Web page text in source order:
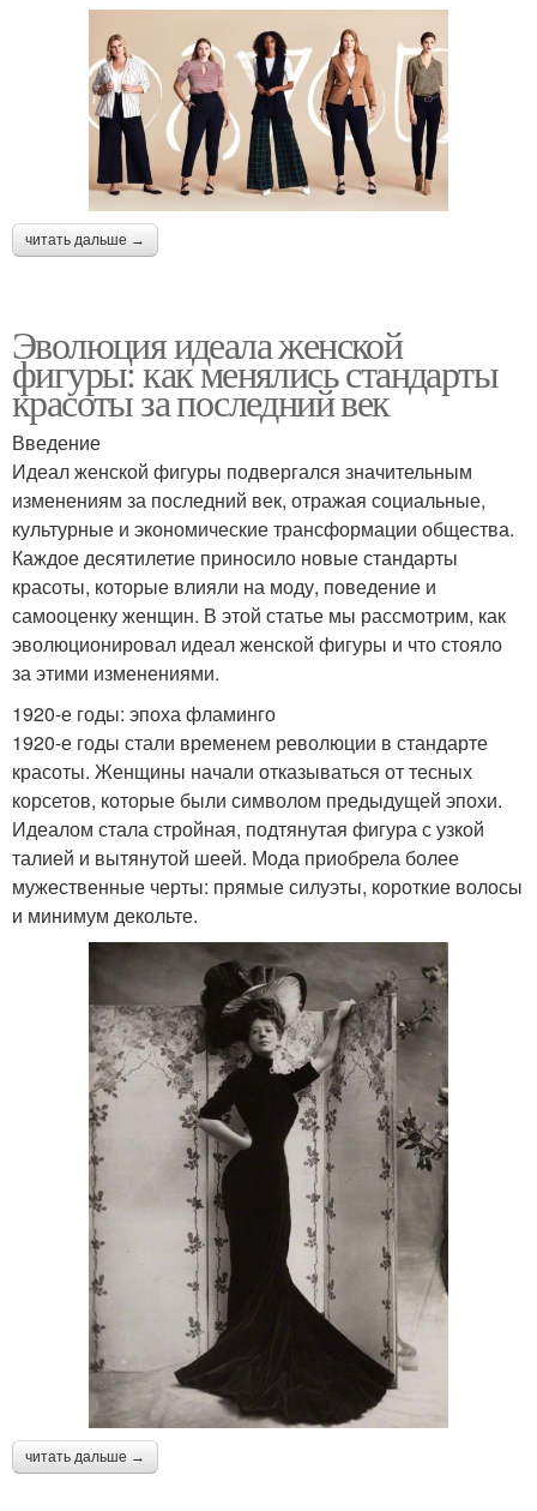
читать дальше →
Эволюция идеала женской
фигуры: как менялись стандарты
красоты за последний век
Введение
Идеал женской фигуры подвергался значительным
изменениям за последний век, отражая социальные,
культурные и экономические трансформации общества.
Каждое десятилетие приносило новые стандарты
красоты, которые влияли на моду, поведение и
самооценку женщин. В этой статье мы рассмотрим, как
эволюционировал идеал женской фигуры и что стояло
за этими изменениями.
1920-е годы: эпоха фламинго
1920-е годы стали временем революции в стандарте
красоты. Женщины начали отказываться от тесных
корсетов, которые были символом предыдущей эпохи.
Идеалом стала стройная, подтянутая фигура с узкой
талией и вытянутой шеей. Мода приобрела более
мужественные черты: прямые силуэты, короткие волосы
и минимум декольте.
читать дальше →